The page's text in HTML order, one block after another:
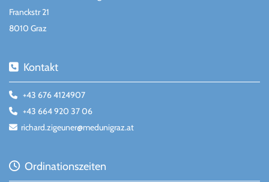
Franckstr 21
8010 Graz
 Kontakt
 +43 676 4124907
 +43 664 920 37 06
 richard.zigeuner@medunigraz.at
Ordinationszeiten